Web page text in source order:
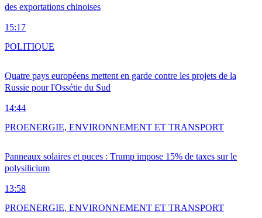
des exportations chinoises
15:17
Quatre pays européens mettent en garde contre les projets de la
Russie pour l'Ossétie du Sud
14:44
POLITIQUE
Panneaux solaires et puces : Trump impose 15% de taxes sur le
polysilicium
13:58
PROENERGIE, ENVIRONNEMENT ET TRANSPORT
PROENERGIE, ENVIRONNEMENT ET TRANSPORT